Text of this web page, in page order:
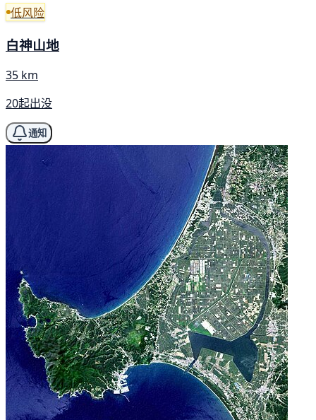
低风险
白神山地
35 km
20起出没
通知